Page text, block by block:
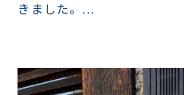
きました。...